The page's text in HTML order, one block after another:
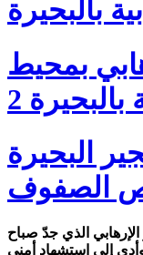
بالبحيرة
بمحيط
2
البحيرة
الصفوف
الإرهابي الذي جدّ صباح
إلى استشهاد أمني